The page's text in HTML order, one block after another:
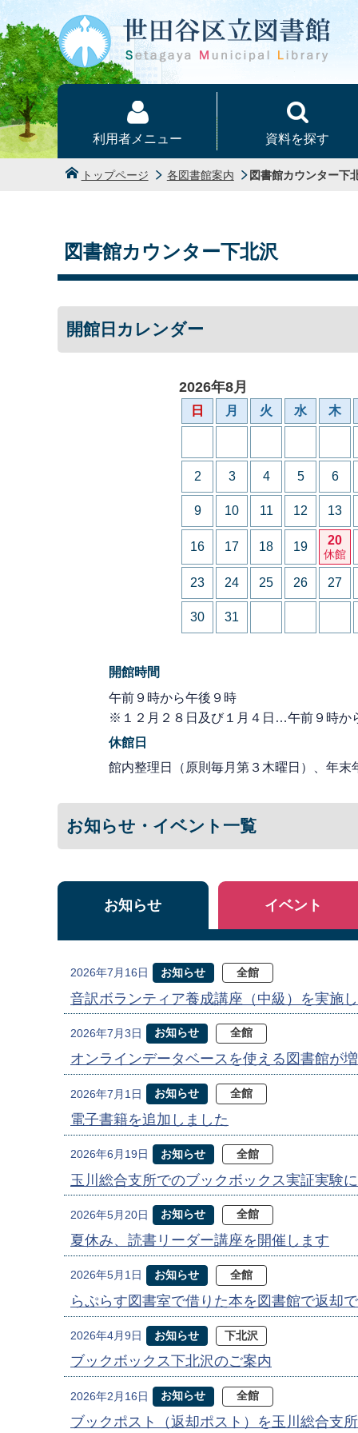
本文へ
利用者メニュー 資料を探す
トップページ 各図書館案内 図書館カウンター下
図書館カウンター下北沢
開館日カレンダー
2026年8月
日 月 火 水 木
2 3 4 5 6
9 10 11 12 13
16 17 18 19 20
休館
23 24 25 26 27
30 31
開館時間
午前９時から午後９時
※１２月２８日及び１月４日…午前９時か
休館日
館内整理日（原則毎月第３木曜日）、年末
お知らせ・イベント一覧
お知らせ
2026年7月16日 お知らせ 全館
音訳ボランティア養成講座（中級）を実施
2026年7月3日 お知らせ 全館
オンラインデータベースを使える図書館が
2026年7月1日 お知らせ 全館
電子書籍を追加しました
2026年6月19日 お知らせ 全館
玉川総合支所でのブックボックス実証実験
2026年5月20日 お知らせ 全館
夏休み、読書リーダー講座を開催します
2026年5月1日 お知らせ 全館
らぷらす図書室で借りた本を図書館で返却
2026年4月9日 お知らせ 下北沢
ブックボックス下北沢のご案内
2026年2月16日 お知らせ 全館
ブックポスト（返却ポスト）を玉川総合支
イベント